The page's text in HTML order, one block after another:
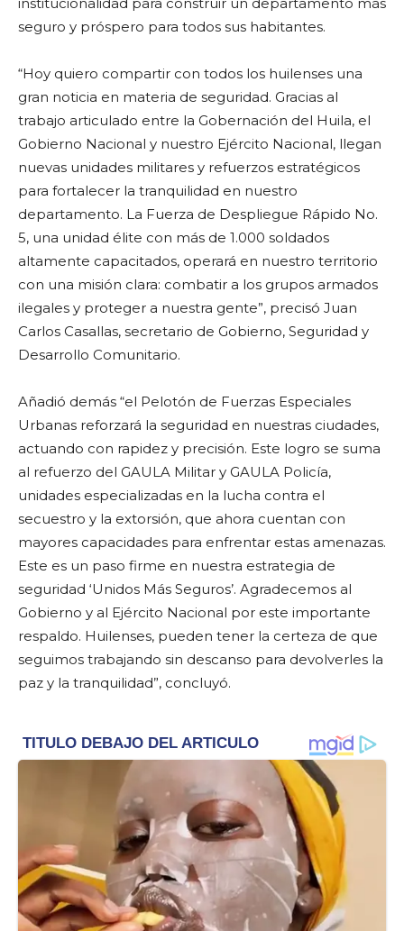
seguro y próspero para todos sus habitantes.
“Hoy quiero compartir con todos los huilenses una
gran noticia en materia de seguridad. Gracias al
trabajo articulado entre la Gobernación del Huila, el
Gobierno Nacional y nuestro Ejército Nacional, llegan
nuevas unidades militares y refuerzos estratégicos
para fortalecer la tranquilidad en nuestro
departamento. La Fuerza de Despliegue Rápido No.
5, una unidad élite con más de 1.000 soldados
altamente capacitados, operará en nuestro territorio
con una misión clara: combatir a los grupos armados
ilegales y proteger a nuestra gente”, precisó Juan
Carlos Casallas, secretario de Gobierno, Seguridad y
Desarrollo Comunitario.
Añadió demás “el Pelotón de Fuerzas Especiales
Urbanas reforzará la seguridad en nuestras ciudades,
actuando con rapidez y precisión. Este logro se suma
al refuerzo del GAULA Militar y GAULA Policía,
unidades especializadas en la lucha contra el
secuestro y la extorsión, que ahora cuentan con
mayores capacidades para enfrentar estas amenazas.
Este es un paso firme en nuestra estrategia de
seguridad ‘Unidos Más Seguros’. Agradecemos al
Gobierno y al Ejército Nacional por este importante
respaldo. Huilenses, pueden tener la certeza de que
seguimos trabajando sin descanso para devolverles la
paz y la tranquilidad”, concluyó.